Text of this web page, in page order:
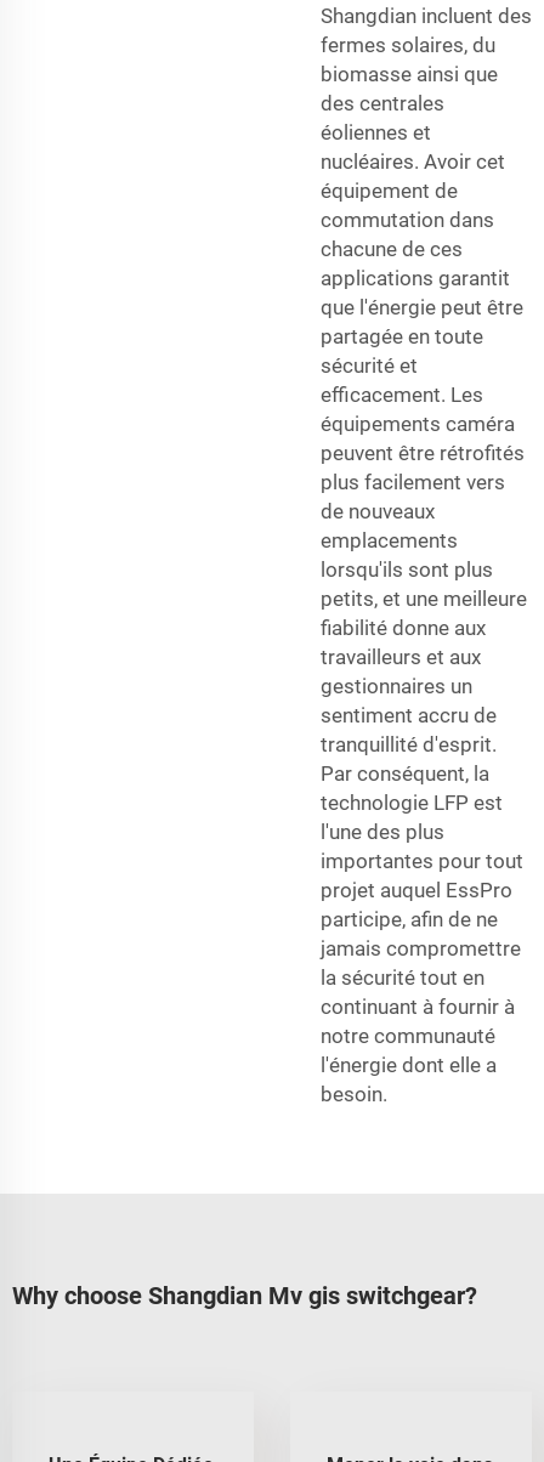
Shangdian incluent des
fermes solaires, du
biomasse ainsi que
des centrales
éoliennes et
nucléaires. Avoir cet
équipement de
commutation dans
chacune de ces
applications garantit
que l'énergie peut être
partagée en toute
sécurité et
efficacement. Les
équipements caméra
peuvent être rétrofités
plus facilement vers
de nouveaux
emplacements
lorsqu'ils sont plus
petits, et une meilleure
fiabilité donne aux
travailleurs et aux
gestionnaires un
sentiment accru de
tranquillité d'esprit.
Par conséquent, la
technologie LFP est
l'une des plus
importantes pour tout
projet auquel EssPro
participe, afin de ne
jamais compromettre
la sécurité tout en
continuant à fournir à
notre communauté
l'énergie dont elle a
besoin.
Why choose Shangdian Mv gis switchgear?